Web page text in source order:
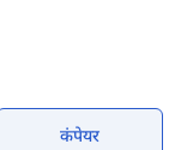
कंपेयर